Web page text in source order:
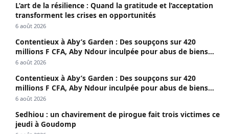
L’art de la résilience : Quand la gratitude et l’acceptation
transforment les crises en opportunités
6 août 2026
Contentieux à Aby’s Garden : Des soupçons sur 420
millions F CFA, Aby Ndour inculpée pour abus de biens
sociaux
6 août 2026
Contentieux à Aby’s Garden : Des soupçons sur 420
millions F CFA, Aby Ndour inculpée pour abus de biens
sociaux
6 août 2026
Sedhiou : un chavirement de pirogue fait trois victimes ce
jeudi à Goudomp